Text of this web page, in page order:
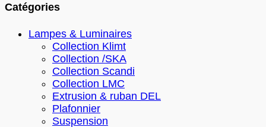
Catégories
Lampes & Luminaires
Collection Klimt
Collection /SKA
Collection Scandi
Collection LMC
Extrusion & ruban DEL
Plafonnier
Suspension